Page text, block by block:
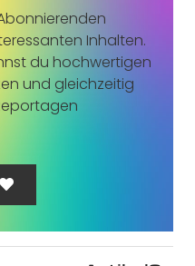
Inhalten.
du hochwertigen
und gleichzeitig